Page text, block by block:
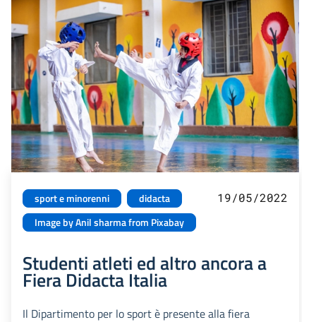
sport e minorenni
didacta
Image by Anil sharma from Pixabay
19/05/2022
Studenti atleti ed altro ancora a
Fiera Didacta Italia
Il Dipartimento per lo sport è presente alla fiera